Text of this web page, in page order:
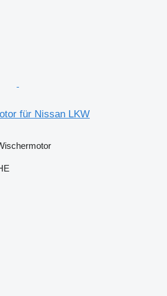
für Nissan LKW